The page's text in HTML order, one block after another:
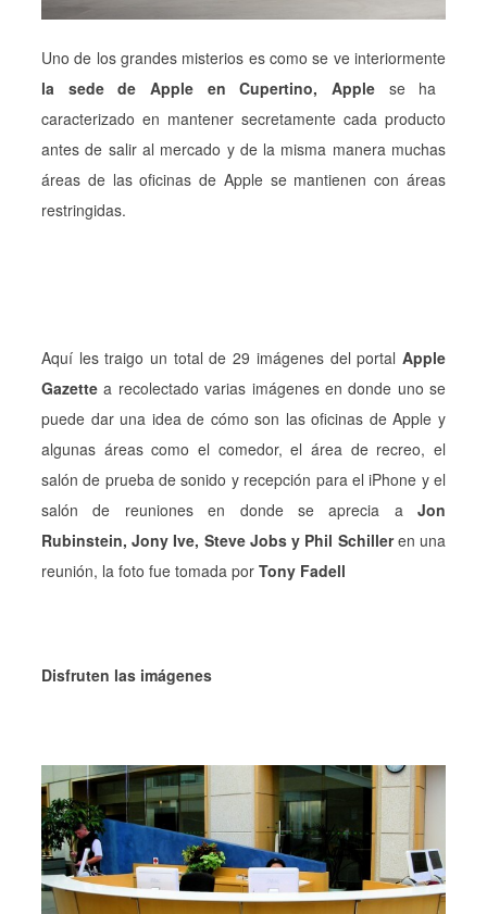
Uno de los grandes misterios es como se ve interiormente
la sede de Apple en Cupertino, Apple se ha
caracterizado en mantener secretamente cada producto
antes de salir al mercado y de la misma manera muchas
áreas de las oficinas de Apple se mantienen con áreas
restringidas.
Aquí les traigo un total de 29 imágenes del portal Apple
Gazette a recolectado varias imágenes en donde uno se
puede dar una idea de cómo son las oficinas de Apple y
algunas áreas como el comedor, el área de recreo, el
salón de prueba de sonido y recepción para el iPhone y el
salón de reuniones en donde se aprecia a Jon
Rubinstein, Jony Ive, Steve Jobs y Phil Schilleren una
reunión, la foto fue tomada por Tony Fadell
Disfruten las imágenes